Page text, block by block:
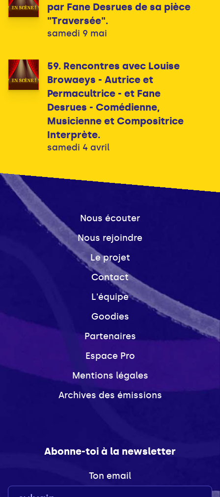
par Fane Desrues de sa pièce
"Traversée".
samedi 9 mai
59. Rencontres avec Louise
Browaeys - Autrice et
Permacultrice - et Fane
Desrues - Comédienne,
Musicienne et Compositrice
Interprète.
samedi 4 avril
Nous écouter
Nous rejoindre
Le projet
Contact
L'équipe
Goodies
Partenaires
Espace Pro
Mentions légales
Archives des émissions
Abonne-toi à la newsletter
Ton email